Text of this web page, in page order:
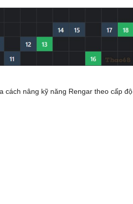
cách nâng kỹ năng Rengar theo cấp độ